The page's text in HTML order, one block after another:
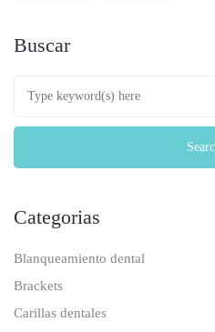
Buscar
Categorias
Blanqueamiento dental
Brackets
Carillas dentales